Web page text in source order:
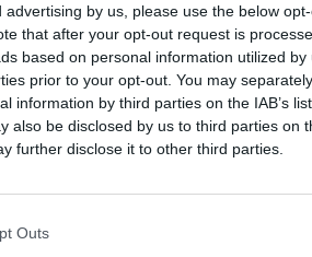
by us, please use the below
that after your opt-out request is
based on personal information utilized by
prior to your opt-out. You may
information by third parties on the IAB’s
also be disclosed by us to third parties on
further disclose it to other third parties.
Outs